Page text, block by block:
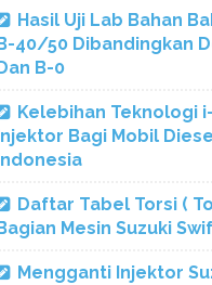
Hasil Uji Lab Bahan
40/50 Dibandingkan
B-0
Kelebihan Teknologi
Bagi Mobil
Daftar Tabel Torsi (
Mesin Suzuki
Mengganti Injektor